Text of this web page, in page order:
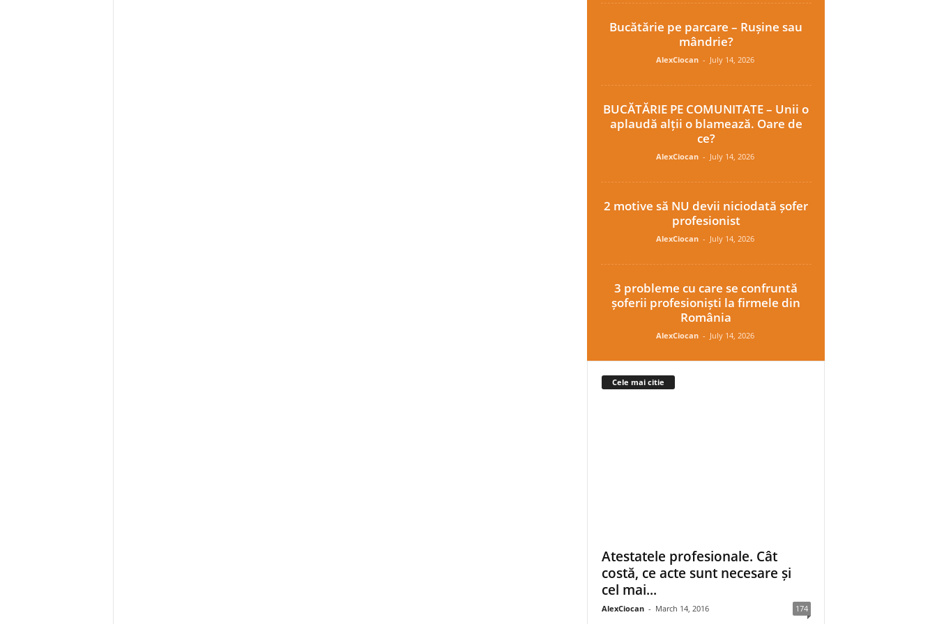
Bucătărie pe parcare – Rușine sau
mândrie?
AlexCiocan - July 14, 2026
BUCĂTĂRIE PE COMUNITATE – Unii o
aplaudă alții o blamează. Oare de
ce?
AlexCiocan - July 14, 2026
2 motive să NU devii niciodată șofer
profesionist
AlexCiocan - July 14, 2026
3 probleme cu care se confruntă
șoferii profesioniști la firmele din
România
AlexCiocan - July 14, 2026
Cele mai citie
Atestatele profesionale. Cât
costă, ce acte sunt necesare și
cel mai...
AlexCiocan - March 14, 2016 174